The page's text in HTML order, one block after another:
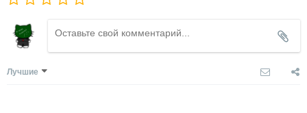
Лучшие